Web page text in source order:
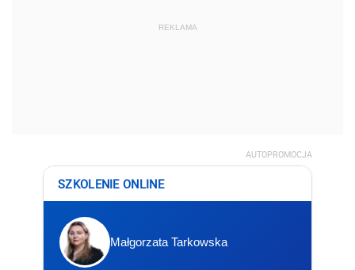
REKLAMA
AUTOPROMOCJA
SZKOLENIE ONLINE
Małgorzata Tarkowska